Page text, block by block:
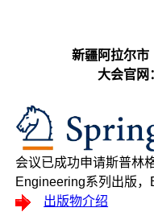
新疆阿拉尔
大会官网
会议已成功申请斯普林
Engineering系列出版
出版物介绍